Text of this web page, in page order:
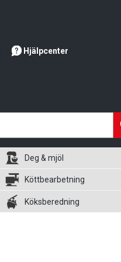
Hjälpcenter
Deg & mjöl
Köttbearbetning
Köksberedning